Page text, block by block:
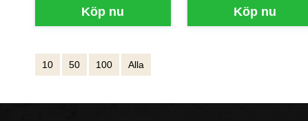
Köp nu Köp nu
10 50 100 Alla